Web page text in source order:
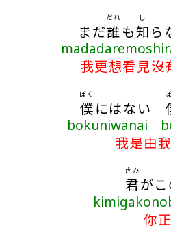
まだ誰
だれ
も知
し
ら
我更想看見
僕
ぼく
にはない
bokuniwanai
我是由
君
きみ
がこ
你